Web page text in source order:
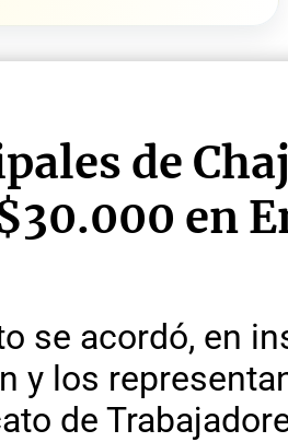
de
en
se acordó, en
y los
de